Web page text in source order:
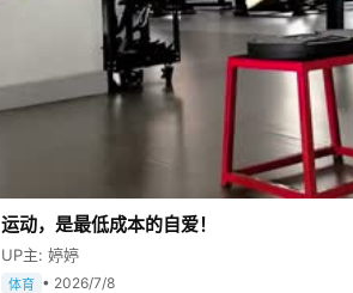
运动，是最低成本的自爱！
UP主: 婷婷
体育 • 2026/7/8